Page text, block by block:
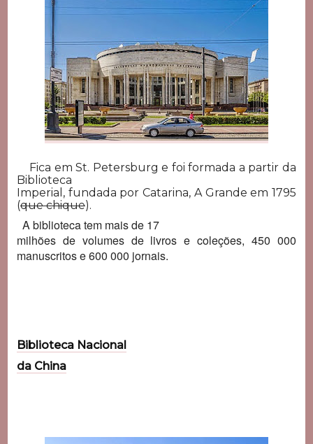
Fica em St. Petersburg e foi formada a partir da
Biblioteca
Imperial, fundada por Catarina, A Grande em 1795
(que chique).
A biblioteca tem mais de 17
milhões de volumes de livros e coleções, 450 000
manuscritos e 600 000 jornais.
Biblioteca Nacional
da China